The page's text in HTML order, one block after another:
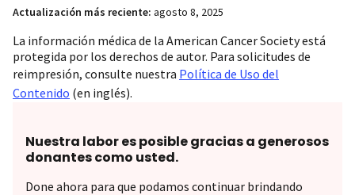
Actualización más reciente: agosto 8, 2025
La información médica de la American Cancer Society está
protegida por los derechos de autor. Para solicitudes de
reimpresión, consulte nuestra Política de Uso del
Contenido (en inglés).
Nuestra labor es posible gracias a generosos
donantes como usted.
Done ahora para que podamos continuar brindando